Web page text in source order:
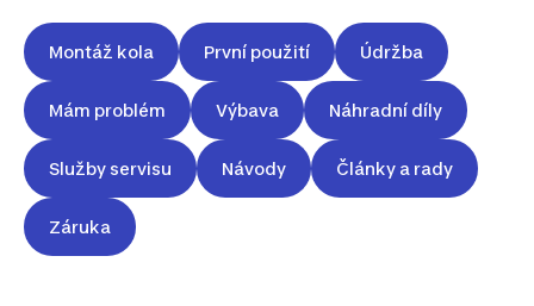
Montáž kola První použití Údržba
Mám problém Výbava Náhradní díly
Služby servisu Návody Články a rady
Záruka